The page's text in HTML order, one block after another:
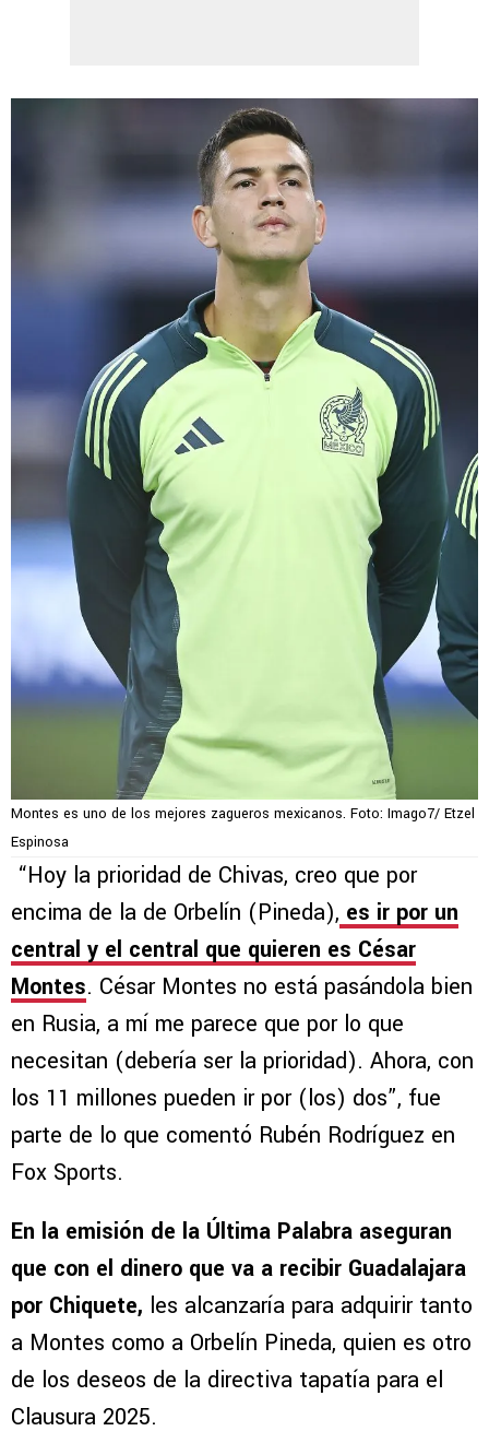
Montes es uno de los mejores zagueros mexicanos. Foto: Imago7/ Etzel
Espinosa
“Hoy la prioridad de Chivas, creo que por
encima de la de Orbelín (Pineda), es ir por un
central y el central que quieren es César
Montes. César Montes no está pasándola bien
en Rusia, a mí me parece que por lo que
necesitan (debería ser la prioridad). Ahora, con
los 11 millones pueden ir por (los) dos”, fue
parte de lo que comentó Rubén Rodríguez en
Fox Sports.
En la emisión de la Última Palabra aseguran
que con el dinero que va a recibir Guadalajara
por Chiquete, les alcanzaría para adquirir tanto
a Montes como a Orbelín Pineda, quien es otro
de los deseos de la directiva tapatía para el
Clausura 2025.